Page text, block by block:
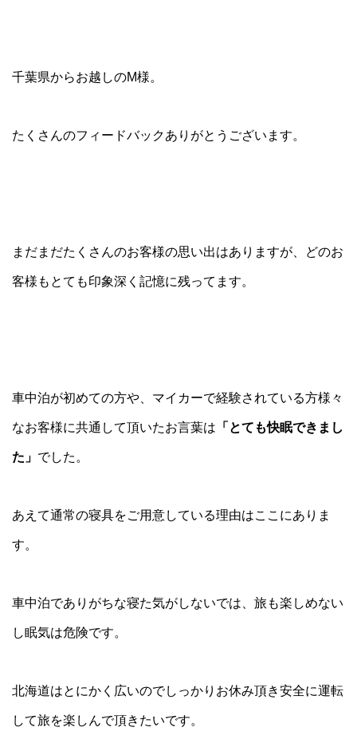
千葉県からお越しのM様。
たくさんのフィードバックありがとうございます。
まだまだたくさんのお客様の思い出はありますが、どのお
客様もとても印象深く記憶に残ってます。
車中泊が初めての方や、マイカーで経験されている方様々
なお客様に共通して頂いたお言葉は 「とても快眠できまし
た」 でした。
あえて通常の寝具をご用意している理由はここにありま
す。
車中泊でありがちな寝た気がしないでは、旅も楽しめない
し眠気は危険です。
北海道はとにかく広いのでしっかりお休み頂き安全に運転
して旅を楽しんで頂きたいです。